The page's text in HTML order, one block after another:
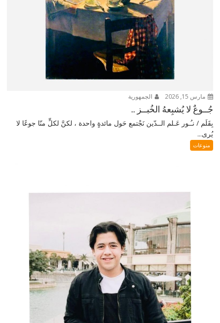
مارس 15, 2026 الجمهورية
جُــوعٌ لا يُشبِعهُ الخُبــز ..
بِقَلَم / نـُـور عَـلم الــدّين نَجْتمع حَول مائدةٍ واحدة ، لكنَّ لكلٍّ منّا جوعًا لا
يُرى...
منوعات